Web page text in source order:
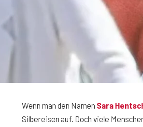
Wenn man den Namen Sara
Silbereisen auf. Doch viele